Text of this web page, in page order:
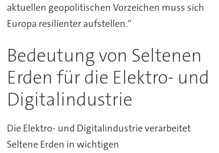
aktuellen geopolitischen Vorzeichen muss sich
Europa resilienter aufstellen.“
Bedeutung von Seltenen
Erden für die Elektro- und
Digitalindustrie
Die Elektro- und Digitalindustrie verarbeitet
Seltene Erden in wichtigen